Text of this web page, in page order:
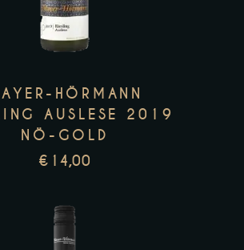
HÖRMANN
AUSLESE 2019
NÖ-GOLD
€ 14,00